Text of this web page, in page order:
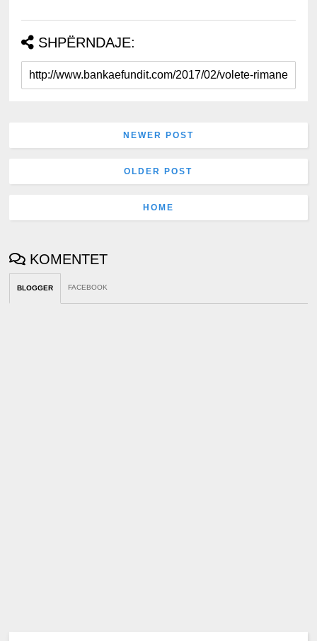
SHPËRNDAJE:
NEWER POST
OLDER POST
HOME
KOMENTET
BLOGGER FACEBOOK